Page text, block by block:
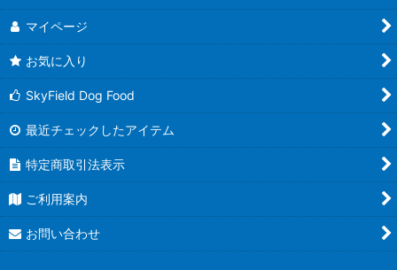
マイページ
お気に入り
SkyField Dog Food
最近チェックしたアイテム
特定商取引法表示
ご利用案内
お問い合わせ